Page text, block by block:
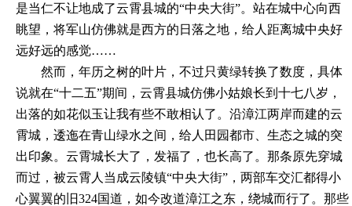
是当仁不让地成了云霄县城的“中央大街”。站在城中心向西
眺望，将军山仿佛就是西方的日落之地，给人距离城中央好
远好远的感觉……
然而，年历之树的叶片，不过只黄绿转换了数度，具体
说就在“十二五”期间，云霄县城仿佛小姑娘长到十七八岁，
出落的如花似玉让我有些不敢相认了。沿漳江两岸而建的云
霄城，逶迤在青山绿水之间，给人田园都市、生态之城的突
出印象。云霄城长大了，发福了，也长高了。那条原先穿城
而过，被云霄人当成云陵镇“中央大街”，两部车交汇都得小
心翼翼的旧324国道，如今改道漳江之东，绕城而行了。那些